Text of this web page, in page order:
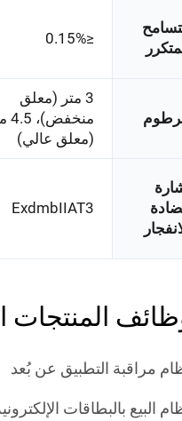
≤0.15%
3 متر (معلق
(معلق عالي)
ExdmbIIAT3
المنتجات
مراقبة التطبيق عن بُعد
البيع بالبطاقات